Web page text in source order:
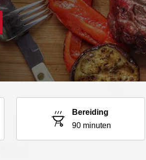
Bereiding
90 minuten